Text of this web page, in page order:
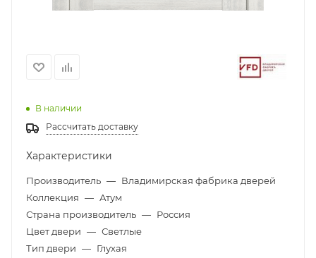
В наличии
Рассчитать доставку
Характеристики
Производитель — Владимирская фабрика дверей
Коллекция — Атум
Страна производитель — Россия
Цвет двери — Светлые
Тип двери — Глухая